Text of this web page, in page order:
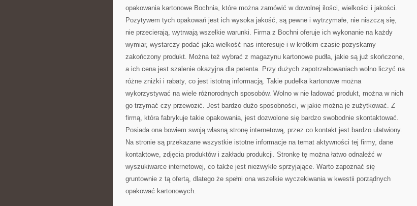
opakowania kartonowe Bochnia, które można zamówić w dowolnej ilości, wielkości i jakości.
Pozytywem tych opakowań jest ich wysoka jakość, są pewne i wytrzymałe, nie niszczą się,
nie przecierają, wytrwają wszelkie warunki. Firma z Bochni oferuje ich wykonanie na każdy
wymiar, wystarczy podać jaka wielkość nas interesuje i w krótkim czasie pozyskamy
zakończony produkt. Można też wybrać z magazynu kartonowe pudła, jakie są już skończone,
a ich cena jest szalenie okazyjna dla petenta. Przy dużych zapotrzebowaniach wolno liczyć na
różne zniżki i rabaty, co jest istotną informacją. Takie pudełka kartonowe można
wykorzystywać na wiele różnorodnych sposobów. Wolno w nie ładować produkt, można w nich
go trzymać czy przewozić. Jest bardzo dużo sposobności, w jakie można je zużytkować. Z
firmą, która fabrykuje takie opakowania, jest dozwolone się bardzo swobodnie skontaktować.
Posiada ona bowiem swoją własną stronę internetową, przez co kontakt jest bardzo ułatwiony.
Na stronie są przekazane wszystkie istotne informacje na temat aktywności tej firmy, dane
kontaktowe, zdjęcia produktów i zakładu produkcji. Stronkę tę można łatwo odnaleźć w
wyszukiwarce internetowej, co także jest niezwykle sprzyjające. Warto zapoznać się
gruntownie z tą ofertą, dlatego że spełni ona wszelkie wyczekiwania w kwestii porządnych
opakować kartonowych.